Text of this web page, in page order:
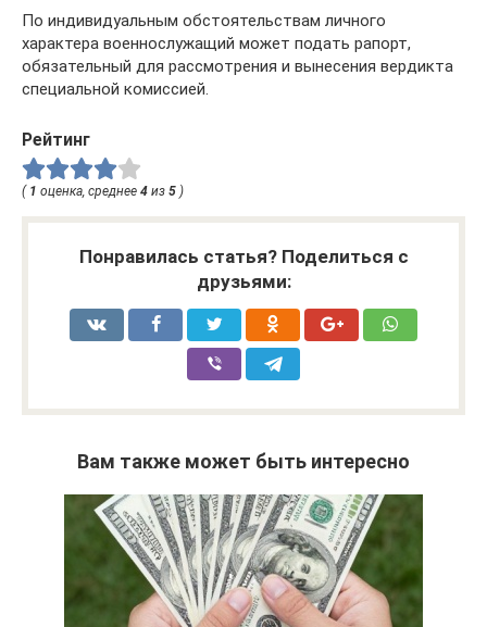
По индивидуальным обстоятельствам личного
характера военнослужащий может подать рапорт,
обязательный для рассмотрения и вынесения вердикта
специальной комиссией.
Рейтинг
( 1 оценка, среднее 4 из 5 )
Понравилась статья? Поделиться с
друзьями:
Вам также может быть интересно